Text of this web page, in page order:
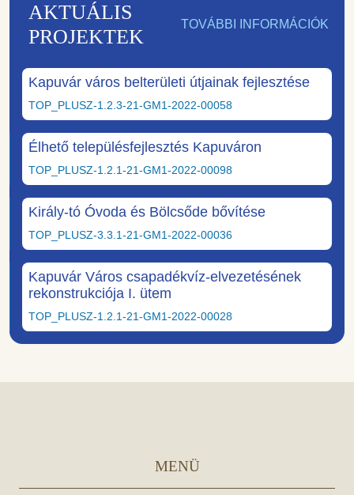
AKTUÁLIS
PROJEKTEK
TOVÁBBI INFORMÁCIÓK
Kapuvár város belterületi útjainak fejlesztése
TOP_PLUSZ-1.2.3-21-GM1-2022-00058
Élhető településfejlesztés Kapuváron
TOP_PLUSZ-1.2.1-21-GM1-2022-00098
Király-tó Óvoda és Bölcsőde bővítése
TOP_PLUSZ-3.3.1-21-GM1-2022-00036
Kapuvár Város csapadékvíz-elvezetésének
rekonstrukciója I. ütem
TOP_PLUSZ-1.2.1-21-GM1-2022-00028
MENÜ